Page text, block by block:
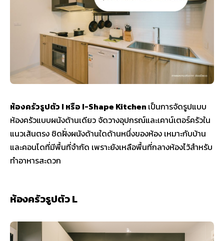
ห้องครัวรูปตัว I หรือ I-Shape Kitchen เป็นการจัดรูปแบบ
ห้องครัวแบบผนังด้านเดียว จัดวางอุปกรณ์และเคาน์เตอร์ครัวใน
แนวเส้นตรง ชิดฝั่งผนังด้านใดด้านหนึ่งของห้อง เหมาะกับบ้าน
และคอนโดที่มีพื้นที่จำกัด เพราะยังเหลือพื้นที่กลางห้องไว้สำหรับ
ทำอาหารสะดวก
ห้องครัวรูปตัว L